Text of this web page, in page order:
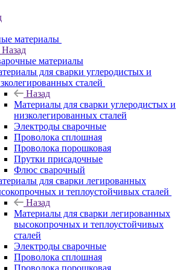
материалы
Назад
материалы
для сварки углеродистых и
сталей
Назад
Материалы для сварки углеродистых и
низколегированных сталей
Электроды сварочные
Проволока сплошная
Проволока порошковая
Прутки присадочные
Флюс сварочный
для сварки легированных
и теплоустойчивых сталей
Назад
Материалы для сварки легированных
высокопрочных и теплоустойчивых
сталей
Электроды сварочные
Проволока сплошная
Проволока порошковая